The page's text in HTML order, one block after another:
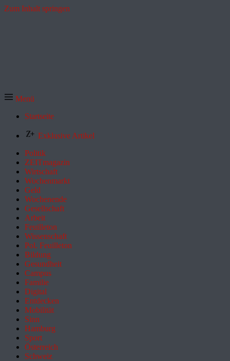
Zum Inhalt springen
Menü
Startseite
Exklusive Artikel
Politik
ZEITmagazin
Wirtschaft
Wochenmarkt
Geld
Wochenende
Gesellschaft
Arbeit
Feuilleton
Wissenschaft
Pol. Feuilleton
Bildung
Gesundheit
Campus
Familie
Digital
Entdecken
Mobilität
Sinn
Hamburg
Sport
Österreich
Schweiz